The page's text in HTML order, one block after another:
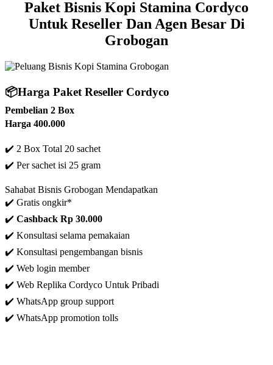
Paket Bisnis Kopi Stamina Cordyco
Untuk Reseller Dan Agen Besar Di
Grobogan
📦Harga Paket Reseller Cordyco
Pembelian 2 Box
Harga 400.000
✔️ 2 Box Total 20 sachet
✔️ Per sachet isi 25 gram
Sahabat Bisnis Grobogan Mendapatkan
✔️ Gratis ongkir*
✔️ Cashback Rp 30.000
✔️ Konsultasi selama pemakaian
✔️ Konsultasi pengembangan bisnis
✔️ Web login member
✔️ Web Replika Cordyco Untuk Pribadi
✔️ WhatsApp group support
✔️ WhatsApp promotion tolls